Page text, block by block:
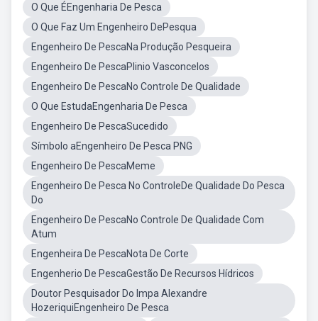
O Que ÉEngenharia De Pesca
O Que Faz Um Engenheiro DePesqua
Engenheiro De PescaNa Produção Pesqueira
Engenheiro De PescaPlinio Vasconcelos
Engenheiro De PescaNo Controle De Qualidade
O Que EstudaEngenharia De Pesca
Engenheiro De PescaSucedido
Símbolo aEngenheiro De Pesca PNG
Engenheiro De PescaMeme
Engenheiro De Pesca No ControleDe Qualidade Do Pesca
Do
Engenheiro De PescaNo Controle De Qualidade Com
Atum
Engenheira De PescaNota De Corte
Engenherio De PescaGestão De Recursos Hídricos
Doutor Pesquisador Do Impa Alexandre
HozeriquiEngenheiro De Pesca